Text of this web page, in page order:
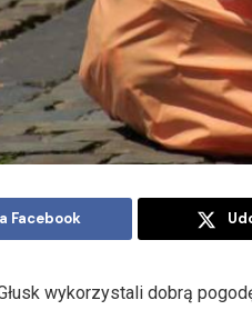
Facebook
wykorzystali dobrą